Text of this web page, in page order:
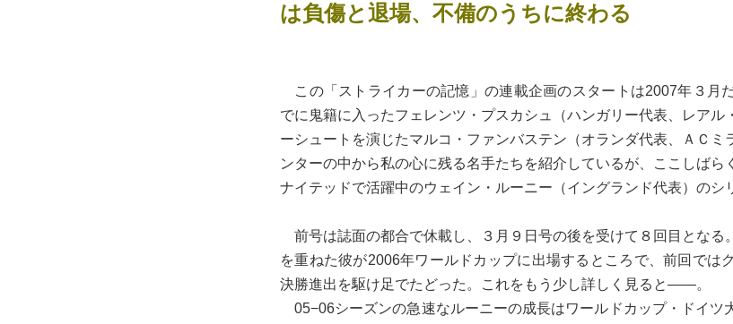
は負傷と退場、不備のうちに終わる
この「ストライカーの記憶」の連載企画のスタートは2007年３月
でに鬼籍に入ったフェレンツ・プスカシュ（ハンガリー代表、レアル
ーシュートを演じたマルコ・ファンバステン（オランダ代表、ＡＣミ
ンターの中から私の心に残る名手たちを紹介しているが、ここしばら
ナイテッドで活躍中のウェイン・ルーニー（イングランド代表）のシ
前号は誌面の都合で休載し、３月９日号の後を受けて８回目となる
を重ねた彼が2006年ワールドカップに出場するところで、前回では
決勝進出を駆け足でたどった。これをもう少し詳しく見ると――。
05−06シーズンの急速なルーニーの成長はワールドカップ・ドイツ